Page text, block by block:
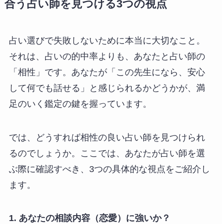
合う占い師を見つける3つの視点
占い選びで失敗しないために本当に大切なこと。
それは、占いの的中率よりも、あなたと占い師の
「相性」です。あなたが「この先生になら、安心
して何でも話せる」と感じられるかどうかが、満
足のいく鑑定の鍵を握っています。
では、どうすれば相性の良い占い師を見つけられ
るのでしょうか。ここでは、あなたが占い師を選
ぶ際に確認すべき、3つの具体的な視点をご紹介し
ます。
1. あなたの相談内容（恋愛）に強いか？